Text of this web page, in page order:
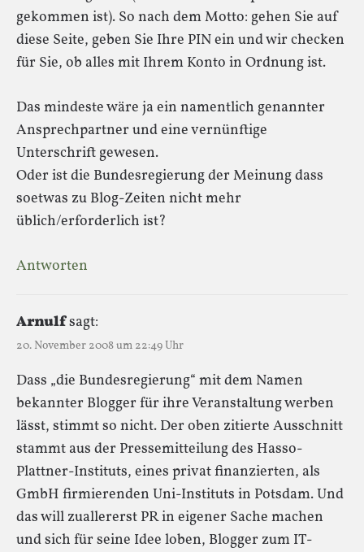
gekommen ist). So nach dem Motto: gehen Sie auf
diese Seite, geben Sie Ihre PIN ein und wir checken
für Sie, ob alles mit Ihrem Konto in Ordnung ist.
Das mindeste wäre ja ein namentlich genannter
Ansprechpartner und eine vernünftige
Unterschrift gewesen.
Oder ist die Bundesregierung der Meinung dass
soetwas zu Blog-Zeiten nicht mehr
üblich/erforderlich ist?
Antworten
Arnulfsagt:
20. November 2008 um 22:49 Uhr
Dass „die Bundesregierung“ mit dem Namen
bekannter Blogger für ihre Veranstaltung werben
lässt, stimmt so nicht. Der oben zitierte Ausschnitt
stammt aus der Pressemitteilung des Hasso-
Plattner-Instituts, eines privat finanzierten, als
GmbH firmierenden Uni-Instituts in Potsdam. Und
das will zuallererst PR in eigener Sache machen
und sich für seine Idee loben, Blogger zum IT-